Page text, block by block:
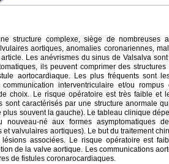
structure complexe, siège de nombreuses
aortiques, anomalies coronariennes,
Les anévrismes du sinus de Valsalva
ils peuvent comprimer des
aortocardiaque. Les plus fréquents sont
interventriculaire et/ou
choix. Le risque opératoire est très faible et
sont caractérisés par une structure anormale
plus souvent la gauche). Le tableau clinique
nouveau-né aux formes asymptomatiques
et valvulaires aortiques). Le but du traitement
associées. Le risque opératoire est
de la valve aortique. Les communications
de fistules coronarocardiaques.